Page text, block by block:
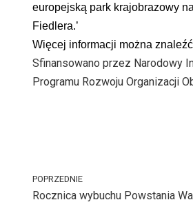
europejską park krajobrazowy
Fiedlera.’
Więcej informacji można znaleźć
Sfinansowano przez Narodowy
Programu Rozwoju Organizacji
POPRZEDNIE
Rocznica wybuchu Powstania